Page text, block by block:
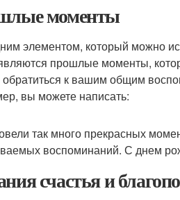
моменты
элементом, который можно
прошлые моменты,
к вашим общим
вы можете написать:
так много прекрасных
воспоминаний. С днем
счастья и